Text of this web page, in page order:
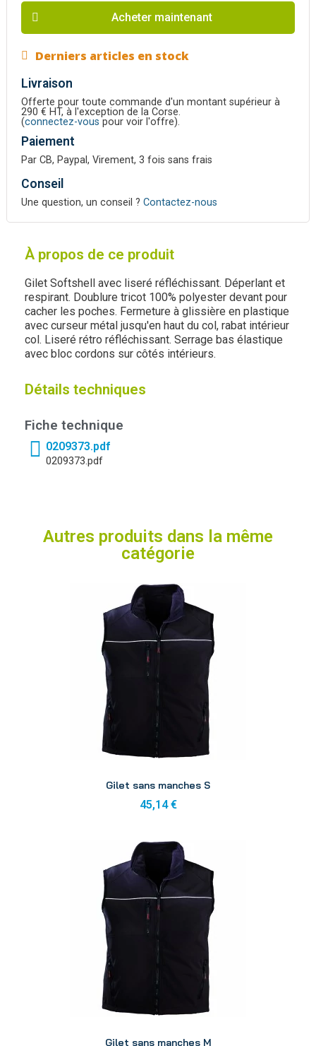
Acheter maintenant
Derniers articles en stock
Livraison
Offerte pour toute commande d'un montant supérieur à
290 € HT, à l'exception de la Corse.
(connectez-vous pour voir l'offre).
Paiement
Par CB, Paypal, Virement, 3 fois sans frais
Conseil
Une question, un conseil ? Contactez-nous
À propos de ce produit
Gilet Softshell avec liseré réfléchissant. Déperlant et
respirant. Doublure tricot 100% polyester devant pour
cacher les poches. Fermeture à glissière en plastique
avec curseur métal jusqu'en haut du col, rabat intérieur
col. Liseré rétro réfléchissant. Serrage bas élastique
avec bloc cordons sur côtés intérieurs.
Détails techniques
Fiche technique
0209373.pdf
0209373.pdf
Autres produits dans la même
catégorie
Gilet sans manches S
45,14 €
Gilet sans manches M